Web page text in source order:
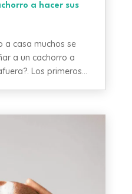
a hacer sus
a casa muchos se
a un cachorro a
Los primeros...